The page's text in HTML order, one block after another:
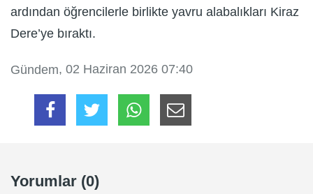
ardından öğrencilerle birlikte yavru alabalıkları Kiraz
Dere’ye bıraktı.
Gündem, 02 Haziran 2026 07:40
Yorumlar (0)